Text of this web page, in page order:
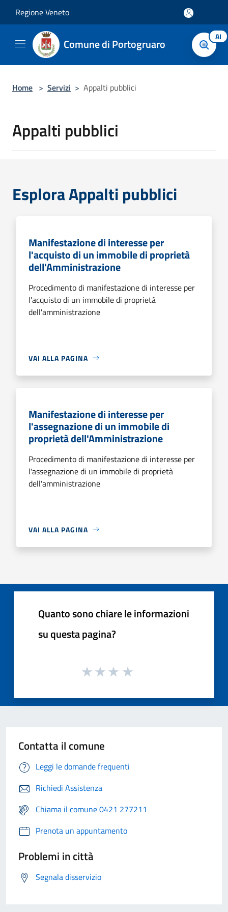
Regione Veneto
Comune di Portogruaro AI
Home > Servizi > Appalti pubblici
Appalti pubblici
Esplora Appalti pubblici
Manifestazione di interesse per
l'acquisto di un immobile di proprietà
dell'Amministrazione
Procedimento di manifestazione di interesse per
l'acquisto di un immobile di proprietà
dell'amministrazione
VAI ALLA PAGINA
Manifestazione di interesse per
l'assegnazione di un immobile di
proprietà dell'Amministrazione
Procedimento di manifestazione di interesse per
l'assegnazione di un immobile di proprietà
dell'amministrazione
VAI ALLA PAGINA
Quanto sono chiare le informazioni
su questa pagina?
Contatta il comune
Leggi le domande frequenti
Richiedi Assistenza
Chiama il comune 0421 277211
Prenota un appuntamento
Problemi in città
Segnala disservizio